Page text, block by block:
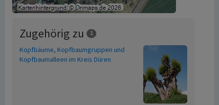
Zugehörig zu 1
Kopfbäume, Kopfbaumgruppen und
Kopfbaumalleen im Kreis Düren